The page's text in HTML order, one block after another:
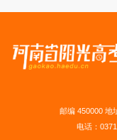
邮编 450000 地
电话：